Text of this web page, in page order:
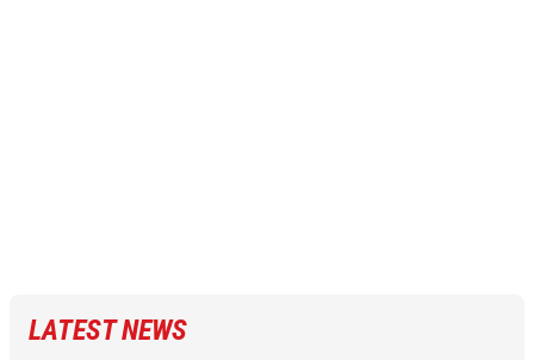
LATEST NEWS